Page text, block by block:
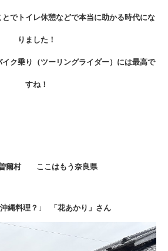
でトイレ休憩などで本当に助かる時代にな
りました！
ク乗り（ツーリングライダー）には最高で
すね！
爾村 ここはもう奈良県
縄料理？↓ 「花あかり」さん